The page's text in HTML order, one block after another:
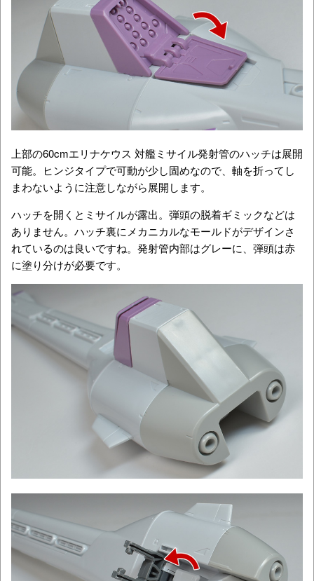
上部の60cmエリナケウス 対艦ミサイル発射管のハッチは展開
可能。ヒンジタイプで可動が少し固めなので、軸を折ってし
まわないように注意しながら展開します。
ハッチを開くとミサイルが露出。弾頭の脱着ギミックなどは
ありません。ハッチ裏にメカニカルなモールドがデザインさ
れているのは良いですね。発射管内部はグレーに、弾頭は赤
に塗り分けが必要です。